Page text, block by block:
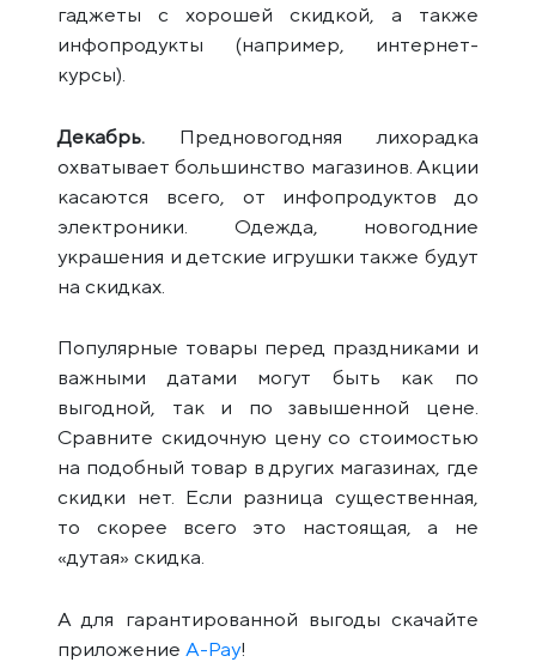
гаджеты с хорошей скидкой, а также
инфопродукты (например, интернет-
курсы).
Декабрь. Предновогодняя лихорадка
охватывает большинство магазинов. Акции
касаются всего, от инфопродуктов до
электроники. Одежда, новогодние
украшения и детские игрушки также будут
на скидках.
Популярные товары перед праздниками и
важными датами могут быть как по
выгодной, так и по завышенной цене.
Сравните скидочную цену со стоимостью
на подобный товар в других магазинах, где
скидки нет. Если разница существенная,
то скорее всего это настоящая, а не
«дутая» скидка.
А для гарантированной выгоды скачайте
приложение A-Pay!